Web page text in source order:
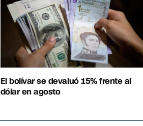
El bolívar se devaluó 15% frente al
dólar en agosto